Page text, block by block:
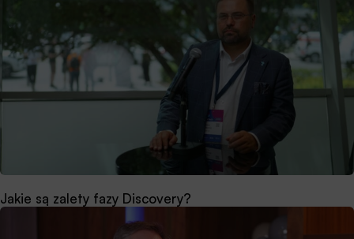
Jakie są zalety fazy Discovery?